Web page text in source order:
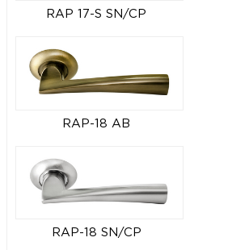
RAP 17-S SN/CP
RAP-18 AB
RAP-18 SN/CP